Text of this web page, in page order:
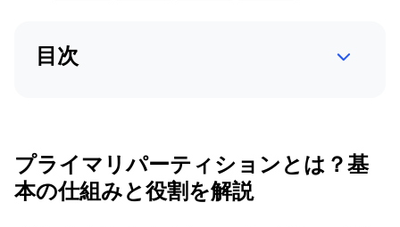
目次
プライマリパーティションとは？基
本の仕組みと役割を解説